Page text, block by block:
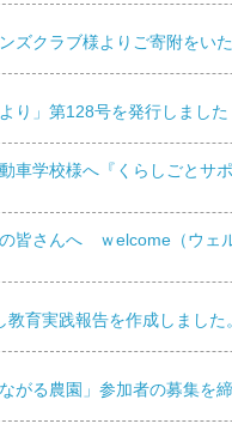
ズクラブ様よりご寄附をい
り」第128号を発行しました
車学校様へ『くらしごとサ
皆さんへ ｗelcome（ウェ
教育実践報告を作成しました
がる農園」参加者の募集を